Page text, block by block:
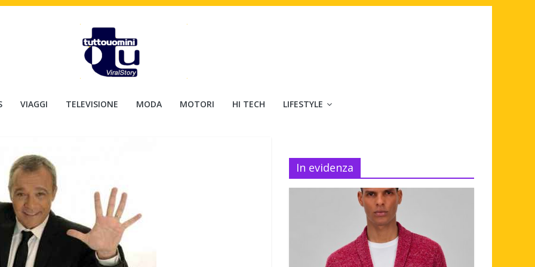
VIAGGI TELEVISIONE MODA MOTORI HI TECH LIFESTYLE
In evidenza